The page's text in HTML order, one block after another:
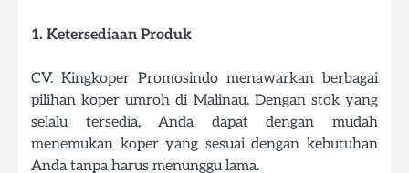
1. Ketersediaan Produk
CV. Kingkoper Promosindo menawarkan berbagai
pilihan koper umroh di Malinau. Dengan stok yang
selalu tersedia, Anda dapat dengan mudah
menemukan koper yang sesuai dengan kebutuhan
Anda tanpa harus menunggu lama.